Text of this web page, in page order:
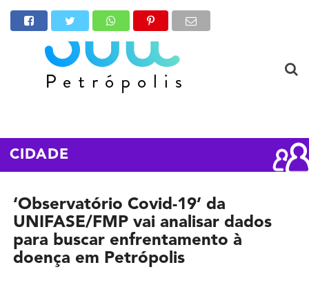
CIDADE
‘Observatório Covid-19’ da
UNIFASE/FMP vai analisar dados
para buscar enfrentamento à
doença em Petrópolis